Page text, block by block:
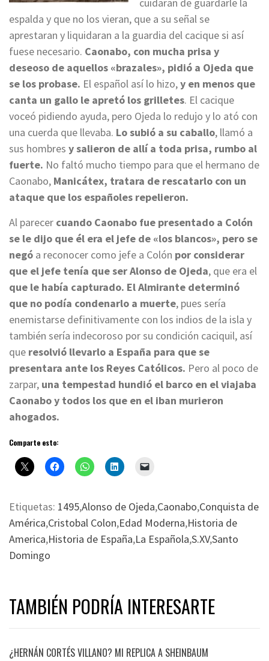
cuidaran de guardarle la
espalda y que no los vieran, que a su señal se
aprestaran y liquidaran a la guardia del cacique si así
fuese necesario. Caonabo, con mucha prisa y
deseoso de aquellos «brazales», pidió a Ojeda que
se los probase. El español así lo hizo,y en menos que
canta un gallo le apretó los grilletes. El cacique
voceó pidiendo ayuda, pero Ojeda lo redujo y lo ató con
una cuerda que llevaba. Lo subió a su caballo, llamó a
sus hombres y salieron de allí a toda prisa, rumbo al
fuerte. No faltó mucho tiempo para que el hermano de
Caonabo, Manicátex, tratara de rescatarlo con un
ataque que los españoles repelieron.
Al parecer cuando Caonabo fue presentado a Colón
se le dijo que él era el jefe de «los blancos», pero se
negó a reconocer como jefe a Colón por considerar
que el jefe tenía que ser Alonso de Ojeda, que era el
que le había capturado. El Almirante determinó
que no podía condenarlo a muerte, pues sería
enemistarse definitivamente con los indios de la isla y
también sería indecoroso por su condición caciquil, así
que resolvió llevarlo a España para que se
presentara ante los Reyes Católicos. Pero al poco de
zarpar, una tempestad hundió el barco en el viajaba
Caonabo y todos los que en el iban murieron
ahogados.
Comparte esto:
Etiquetas: 1495,Alonso de Ojeda,Caonabo,Conquista de
América,Cristobal Colon,Edad Moderna,Historia de
America,Historia de España,La Española,S.XV,Santo
Domingo
TAMBIÉN PODRÍA INTERESARTE
¿HERNÁN CORTÉS VILLANO? MI REPLICA A SHEINBAUM